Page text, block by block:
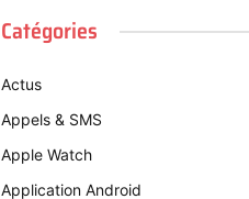
Catégories
Actus
Appels & SMS
Apple Watch
Application Android